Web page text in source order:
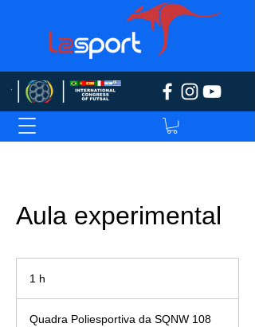
Aula experimental
1 h
Quadra Poliesportiva da SQNW 108